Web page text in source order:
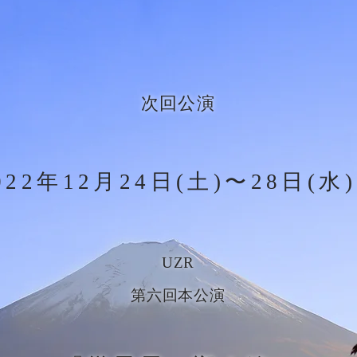
​次回公演
年12月24日(土)〜28日(
​UZR
​第六回本公演